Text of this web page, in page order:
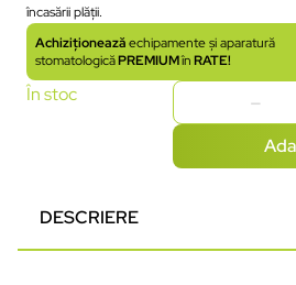
încasării plății.
Achiziționeazăechipamente și aparatură
stomatologicăPREMIUMînRATE!
În stoc
DESCRIERE